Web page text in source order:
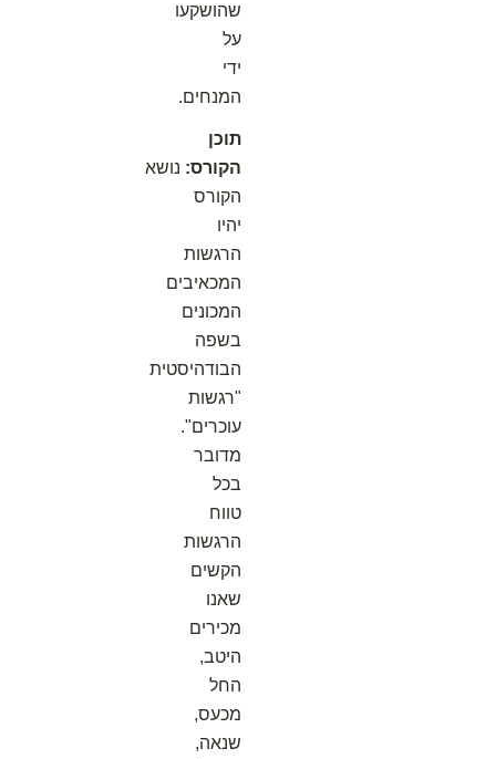
שהושקעו
על
ידי
המנחים.
תוכן
הקורס: נושא
הקורס
יהיו
הרגשות
המכאיבים
המכונים
בשפה
הבודהיסטית
"רגשות
עוכרים".
מדובר
בכל
טווח
הרגשות
הקשים
שאנו
מכירים
היטב,
החל
מכעס,
שנאה,